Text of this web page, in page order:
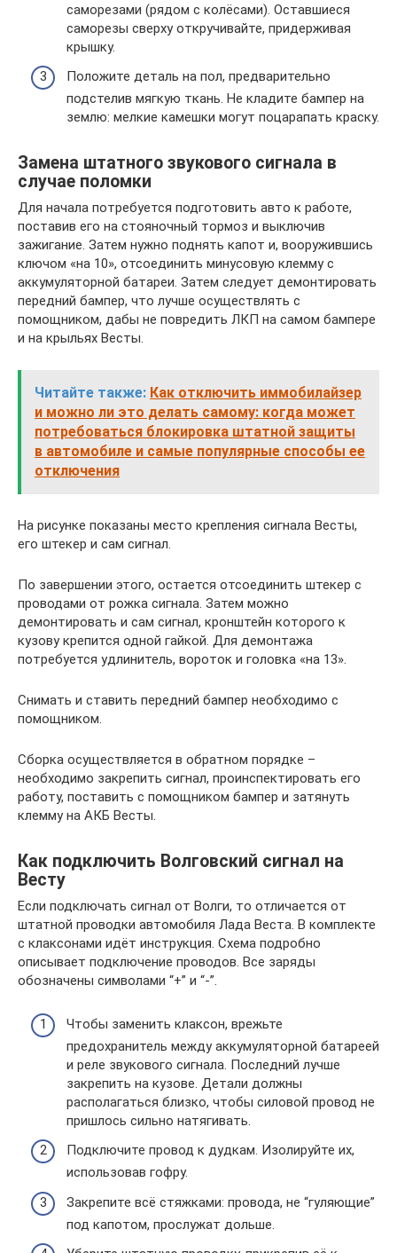
саморезами (рядом с колёсами). Оставшиеся
саморезы сверху откручивайте, придерживая
крышку.
Положите деталь на пол, предварительно
подстелив мягкую ткань. Не кладите бампер на
землю: мелкие камешки могут поцарапать краску.
Замена штатного звукового сигнала в
случае поломки
Для начала потребуется подготовить авто к работе,
поставив его на стояночный тормоз и выключив
зажигание. Затем нужно поднять капот и, вооружившись
ключом «на 10», отсоединить минусовую клемму с
аккумуляторной батареи. Затем следует демонтировать
передний бампер, что лучше осуществлять с
помощником, дабы не повредить ЛКП на самом бампере
и на крыльях Весты.
Читайте также: Как отключить иммобилайзер
и можно ли это делать самому: когда может
потребоваться блокировка штатной защиты
в автомобиле и самые популярные способы ее
отключения
На рисунке показаны место крепления сигнала Весты,
его штекер и сам сигнал.
По завершении этого, остается отсоединить штекер с
проводами от рожка сигнала. Затем можно
демонтировать и сам сигнал, кронштейн которого к
кузову крепится одной гайкой. Для демонтажа
потребуется удлинитель, вороток и головка «на 13».
Снимать и ставить передний бампер необходимо с
помощником.
Сборка осуществляется в обратном порядке –
необходимо закрепить сигнал, проинспектировать его
работу, поставить с помощником бампер и затянуть
клемму на АКБ Весты.
Как подключить Волговский сигнал на
Весту
Если подключать сигнал от Волги, то отличается от
штатной проводки автомобиля Лада Веста. В комплекте
с клаксонами идёт инструкция. Схема подробно
описывает подключение проводов. Все заряды
обозначены символами “+” и “-”.
Чтобы заменить клаксон, врежьте
предохранитель между аккумуляторной батареей
и реле звукового сигнала. Последний лучше
закрепить на кузове. Детали должны
располагаться близко, чтобы силовой провод не
пришлось сильно натягивать.
Подключите провод к дудкам. Изолируйте их,
использовав гофру.
Закрепите всё стяжками: провода, не “гуляющие”
под капотом, прослужат дольше.